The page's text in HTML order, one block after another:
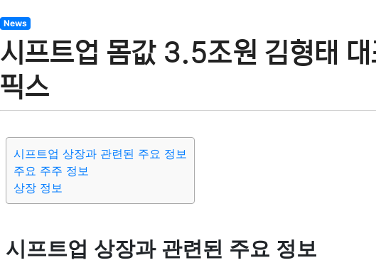
News
시프트업 몸값 3.5조원 김형태
픽스
시프트업 상장과 관련된 주요 정보
주요 주주 정보
상장 정보
시프트업 상장과 관련된 주요 정보